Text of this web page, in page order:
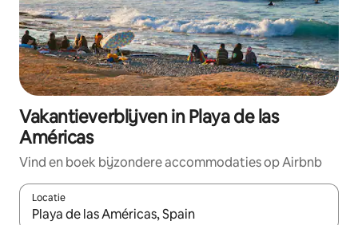
Vakantieverblijven in Playa de las
Américas
Vind en boek bijzondere accommodaties op Airbnb
Locatie
Wanneer er resultaten beschikbaar zijn, maak je een keuze